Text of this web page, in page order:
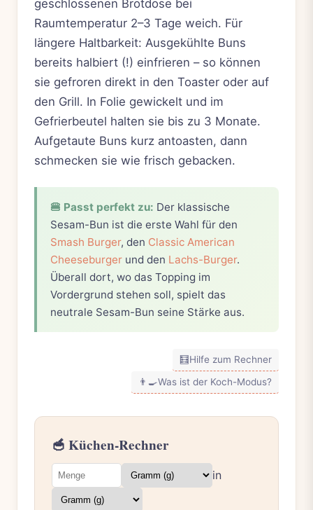
geschlossenen Brotdose bei
Raumtemperatur 2–3 Tage weich. Für
längere Haltbarkeit: Ausgekühlte Buns
bereits halbiert (!) einfrieren – so können
sie gefroren direkt in den Toaster oder auf
den Grill. In Folie gewickelt und im
Gefrierbeutel halten sie bis zu 3 Monate.
Aufgetaute Buns kurz antoasten, dann
schmecken sie wie frisch gebacken.
🍔 Passt perfekt zu: Der klassische
Sesam-Bun ist die erste Wahl für den
Smash Burger, den Classic American
Cheeseburger und den Lachs-Burger.
Überall dort, wo das Topping im
Vordergrund stehen soll, spielt das
neutrale Sesam-Bun seine Stärke aus.
🧮Hilfe zum Rechner
👨‍🍳Was ist der Koch-Modus?
🥣 Küchen-Rechner
in